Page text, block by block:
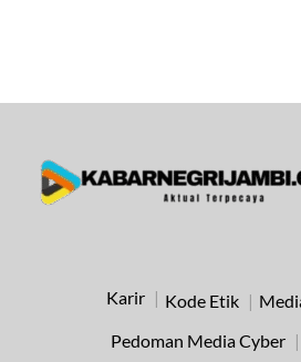
Karir Kode Etik
Pedoman Media Cyber